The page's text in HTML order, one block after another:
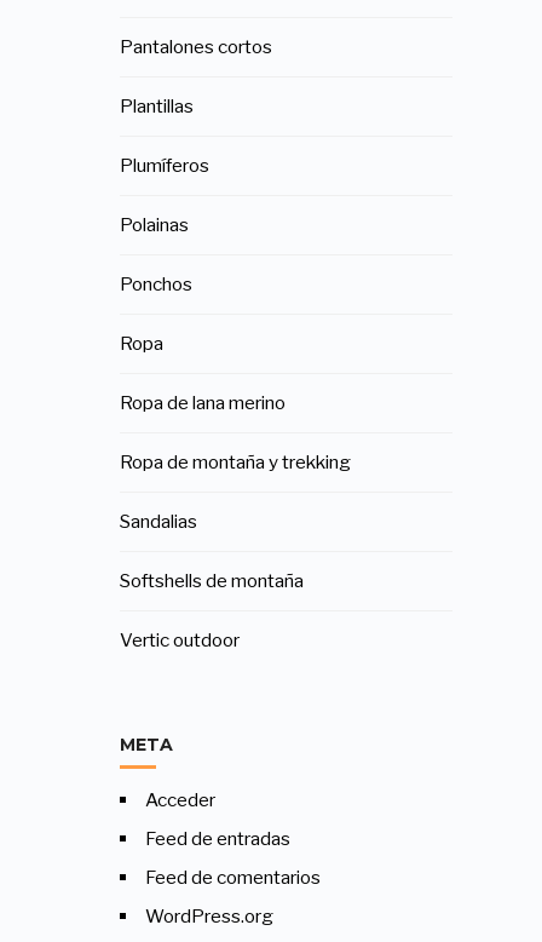
Pantalones cortos
Plantillas
Plumíferos
Polainas
Ponchos
Ropa
Ropa de lana merino
Ropa de montaña y trekking
Sandalias
Softshells de montaña
Vertic outdoor
META
Acceder
Feed de entradas
Feed de comentarios
WordPress.org